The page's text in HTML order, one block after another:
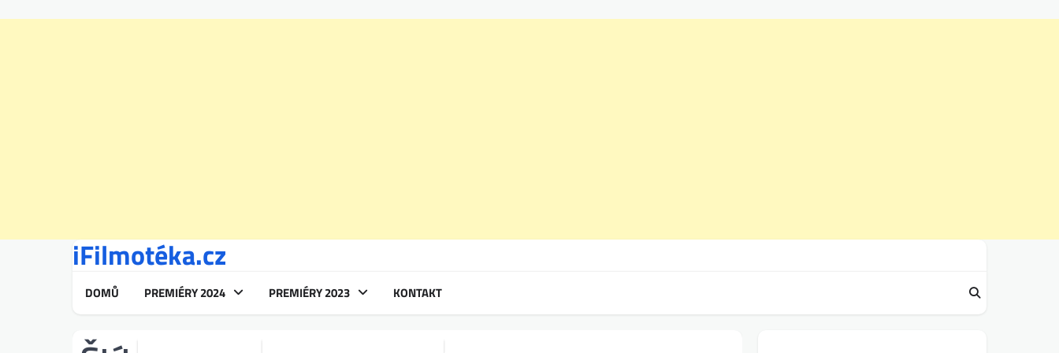
iFilmotéka.cz
DOMŮ PREMIÉRY 2024 PREMIÉRY 2023 KONTAKT